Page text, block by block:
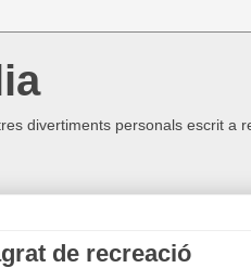
divertiments personals escrit
de recreació